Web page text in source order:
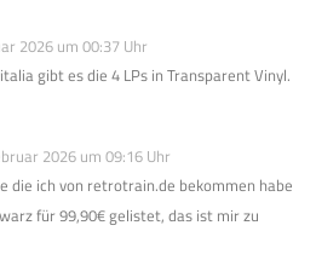
2026 um 00:37 Uhr
gibt es die 4 LPs in Transparent Vinyl.
2026 um 09:16 Uhr
die ich von retrotrain.de bekommen habe
für 99,90€ gelistet, das ist mir zu